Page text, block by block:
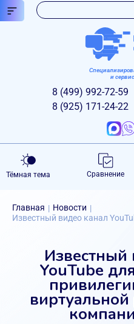
и
8 (499) 992-72-59
8 (925) 171-24-22
Тёмная тема Сравнение
Главная | Новости |
Известный видео канал
Известный
YouTube
виртуальной